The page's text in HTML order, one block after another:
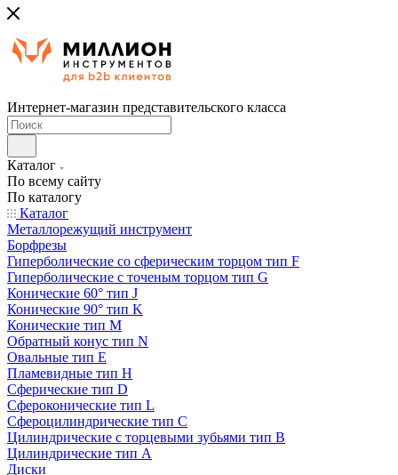
Интернет-магазин представительского класса
Каталог
По всему сайту
По каталогу
Каталог
Металлорежущий инструмент
Борфрезы
Гиперболические cо сферическим торцом тип F
Гиперболические с точеным торцом тип G
Конические 60° тип J
Конические 90° тип K
Конические тип M
Обратный конус тип N
Овальные тип E
Пламевидные тип H
Сферические тип D
Сфероконические тип L
Сфероцилиндрические тип C
Цилиндрические с торцевыми зубьями тип B
Цилиндрические тип А
Диски